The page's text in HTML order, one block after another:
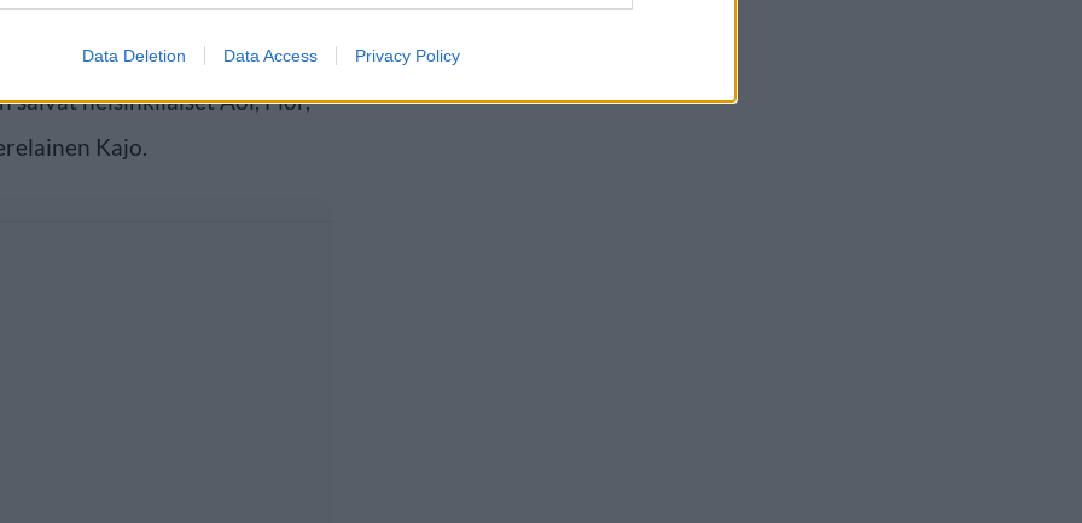
Data Deletion Data Access Privacy Policy
oppaaseen nousi viisi
saivat helsinkiläiset Aoi, Flor,
Kajo.